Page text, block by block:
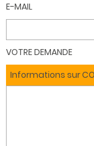
E-MAIL
VOTRE DEMANDE